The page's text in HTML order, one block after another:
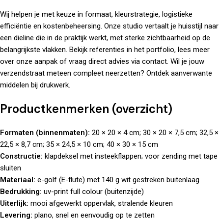
Wij helpen je met keuze in formaat, kleurstrategie, logistieke
efficiëntie en kostenbeheersing. Onze studio vertaalt je huisstijl naar
een dieline die in de praktijk werkt, met sterke zichtbaarheid op de
belangrijkste vlakken. Bekijk referenties in het portfolio, lees meer
over onze aanpak of vraag direct advies via contact. Wil je jouw
verzendstraat meteen compleet neerzetten? Ontdek aanverwante
middelen bij drukwerk.
Productkenmerken (overzicht)
Formaten (binnenmaten): 20 × 20 × 4 cm; 30 × 20 × 7,5 cm; 32,5 ×
22,5 × 8,7 cm; 35 × 24,5 × 10 cm; 40 × 30 × 15 cm
Constructie: klapdeksel met insteekflappen; voor zending met tape
sluiten
Materiaal: e-golf (E-flute) met 140 g wit gestreken buitenlaag
Bedrukking: uv-print full colour (buitenzijde)
Uiterlijk: mooi afgewerkt oppervlak, stralende kleuren
Levering: plano, snel en eenvoudig op te zetten